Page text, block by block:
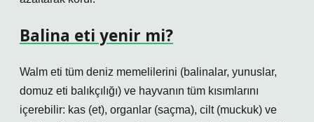
Balina eti yenir mi?
Walm eti tüm deniz memelilerini (balinalar, yunuslar,
domuz eti balıkçılığı) ve hayvanın tüm kısımlarını
içerebilir: kas (et), organlar (saçma), cilt (muckuk) ve